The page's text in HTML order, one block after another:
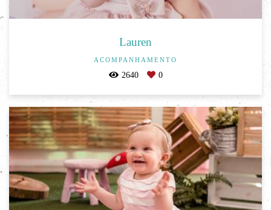
Lauren
ACOMPANHAMENTO
2640 0